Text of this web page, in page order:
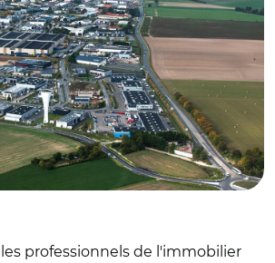
professionnels de l'immobilier